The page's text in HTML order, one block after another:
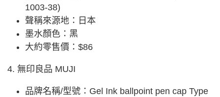
1003-38)
聲稱來源地：日本
墨水顏色：黑
大約零售價：$86
4. 無印良品 MUJI
品牌名稱/型號：Gel Ink ballpoint pen cap Type